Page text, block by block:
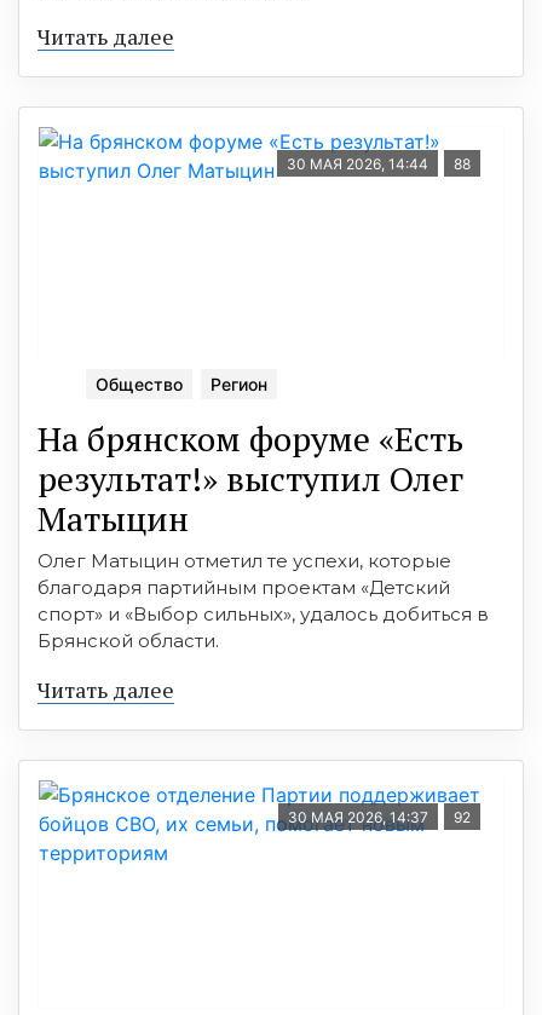
Читать далее
30 МАЯ 2026, 14:44 88
Общество Регион
На брянском форуме «Есть
результат!» выступил Олег
Матыцин
Олег Матыцин отметил те успехи, которые
благодаря партийным проектам «Детский
спорт» и «Выбор сильных», удалось добиться в
Брянской области.
Читать далее
30 МАЯ 2026, 14:37 92